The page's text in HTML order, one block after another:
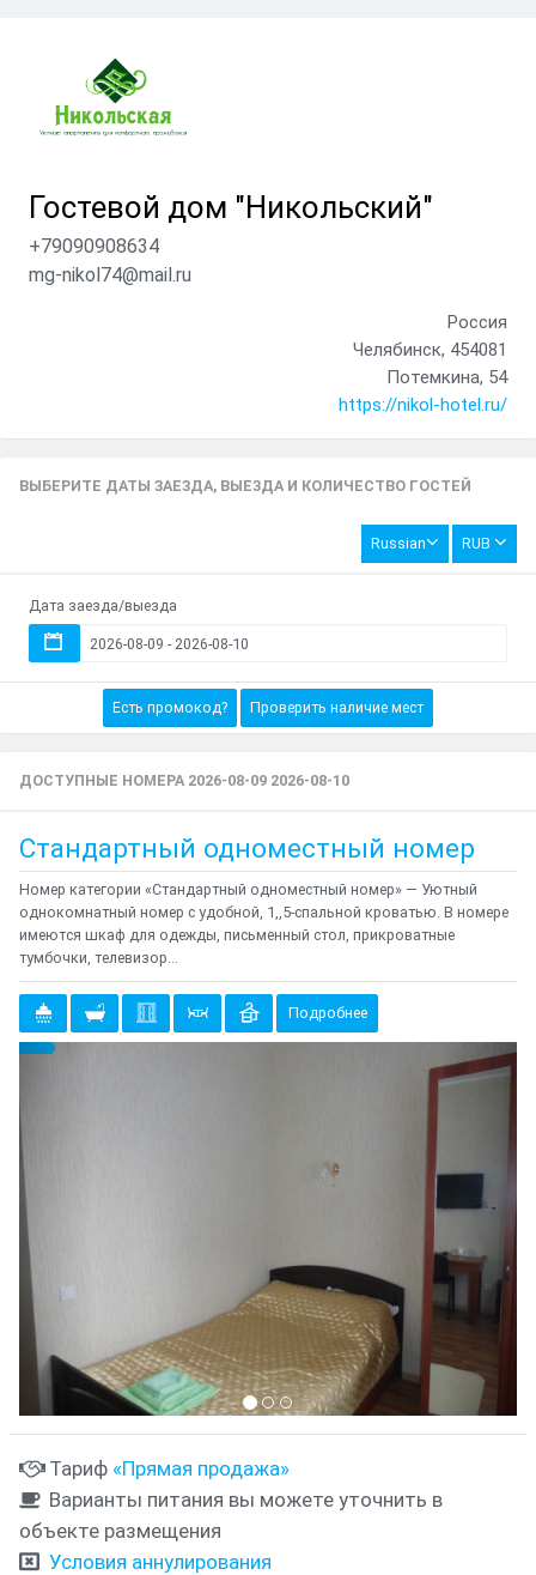
Гостевой дом "Никольский"
+79090908634
mg-nikol74@mail.ru
Россия
Челябинск, 454081
Потемкина, 54
https://nikol-hotel.ru/
ВЫБЕРИТЕ ДАТЫ ЗАЕЗДА, ВЫЕЗДА И КОЛИЧЕСТВО ГОСТЕЙ
Russian RUB
Дата заезда/выезда
Есть промокод? Проверить наличие мест
ДОСТУПНЫЕ НОМЕРА 2026-08-09 2026-08-10
Стандартный одноместный номер
Номер категории «Стандартный одноместный номер» — Уютный
однокомнатный номер с удобной, 1,,5-спальной кроватью. В номере
имеются шкаф для одежды, письменный стол, прикроватные
тумбочки, телевизор...
Подробнее
{clt_left} 4 Количество
Тариф «Прямая продажа»
Варианты питания вы можете уточнить в
объекте размещения
Условия аннулирования